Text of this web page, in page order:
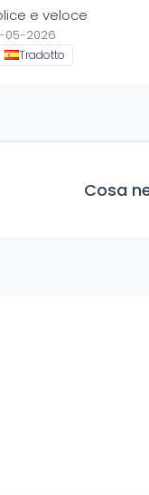
e veloce
05-2026
Tradotto
Cosa